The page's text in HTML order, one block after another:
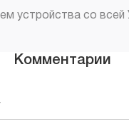
устройства со всей
Комментарии